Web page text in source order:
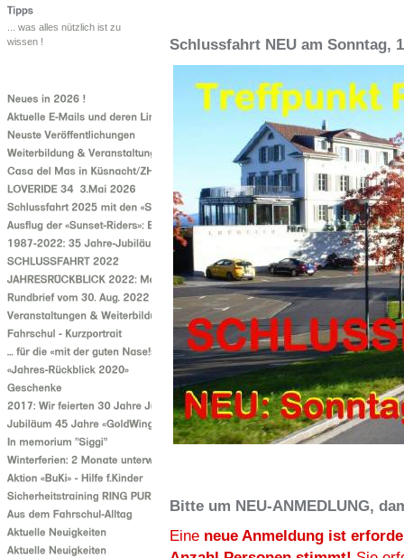
... was alles nützlich ist zu
wissen !
Schlussfahrt NEU am Sonntag,
Bitte um NEU-ANMEDLUNG,
Eine neue Anmeldung ist